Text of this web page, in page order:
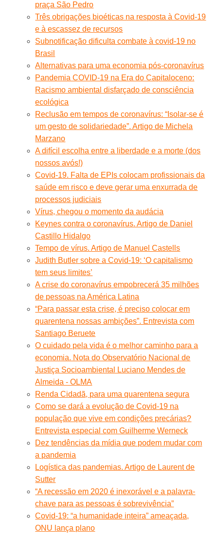
praça São Pedro
Três obrigações bioéticas na resposta à Covid-19
e à escassez de recursos
Subnotificação dificulta combate à covid-19 no
Brasil
Alternativas para uma economia pós-coronavírus
Pandemia COVID-19 na Era do Capitaloceno:
Racismo ambiental disfarçado de consciência
ecológica
Reclusão em tempos de coronavírus: “Isolar-se é
um gesto de solidariedade”. Artigo de Michela
Marzano
A difícil escolha entre a liberdade e a morte (dos
nossos avós!)
Covid-19. Falta de EPIs colocam profissionais da
saúde em risco e deve gerar uma enxurrada de
processos judiciais
Vírus, chegou o momento da audácia
Keynes contra o coronavírus. Artigo de Daniel
Castillo Hidalgo
Tempo de vírus. Artigo de Manuel Castells
Judith Butler sobre a Covid-19: ‘O capitalismo
tem seus limites’
A crise do coronavírus empobrecerá 35 milhões
de pessoas na América Latina
“Para passar esta crise, é preciso colocar em
quarentena nossas ambições”. Entrevista com
Santiago Beruete
O cuidado pela vida é o melhor caminho para a
economia. Nota do Observatório Nacional de
Justiça Socioambiental Luciano Mendes de
Almeida - OLMA
Renda Cidadã, para uma quarentena segura
Como se dará a evolução de Covid-19 na
população que vive em condições precárias?
Entrevista especial com Guilherme Werneck
Dez tendências da mídia que podem mudar com
a pandemia
Logística das pandemias. Artigo de Laurent de
Sutter
“A recessão em 2020 é inexorável e a palavra-
chave para as pessoas é sobrevivência”
Covid-19: “a humanidade inteira” ameaçada,
ONU lança plano